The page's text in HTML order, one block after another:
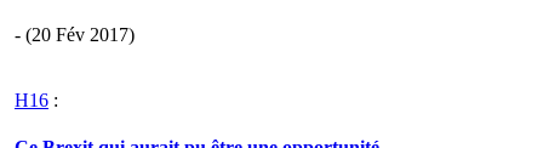
- (20 Fév 2017)
H16 :